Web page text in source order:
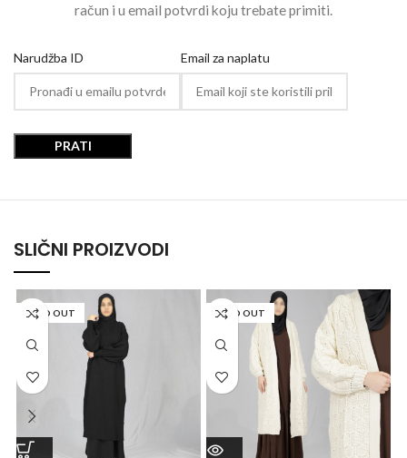
račun i u email potvrdi koju trebate primiti.
Narudžba ID Email za naplatu
PRATI
SLIČNI PROIZVODI
SOLD OUT SOLD OUT